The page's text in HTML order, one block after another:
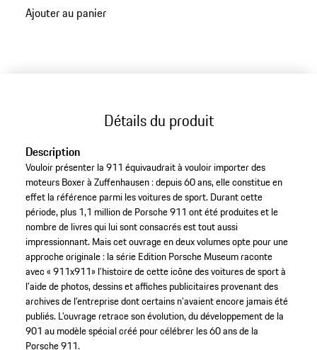
Ajouter au panier
Détails du produit
Description
Vouloir présenter la 911 équivaudrait à vouloir importer des
moteurs Boxer à Zuffenhausen : depuis 60 ans, elle constitue en
effet la référence parmi les voitures de sport. Durant cette
période, plus 1,1 million de Porsche 911 ont été produites et le
nombre de livres qui lui sont consacrés est tout aussi
impressionnant. Mais cet ouvrage en deux volumes opte pour une
approche originale : la série Edition Porsche Museum raconte
avec « 911x911» l’histoire de cette icône des voitures de sport à
l’aide de photos, dessins et affiches publicitaires provenant des
archives de l’entreprise dont certains n’avaient encore jamais été
publiés. L’ouvrage retrace son évolution, du développement de la
901 au modèle spécial créé pour célébrer les 60 ans de la
Porsche 911.